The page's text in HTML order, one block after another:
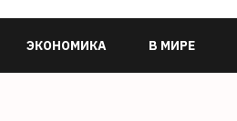
ЭКОНОМИКА В МИРЕ